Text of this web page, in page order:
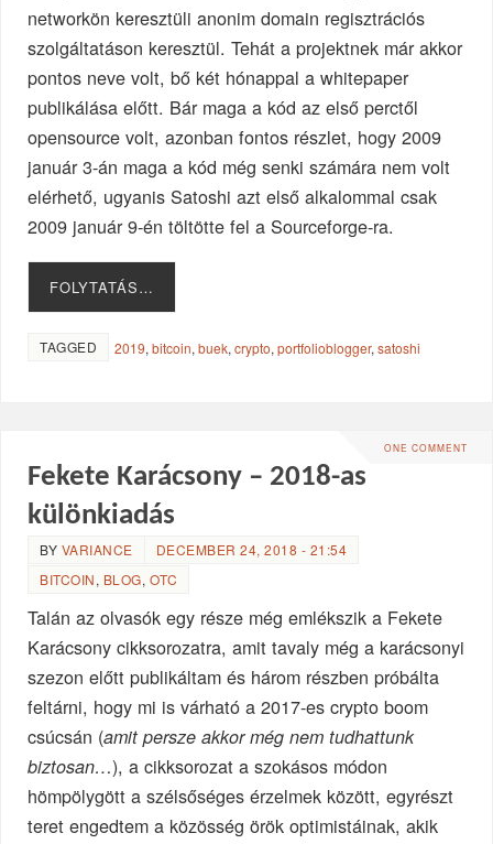
networkön keresztüli anonim domain regisztrációs
szolgáltatáson keresztül. Tehát a projektnek már akkor
pontos neve volt, bő két hónappal a whitepaper
publikálása előtt. Bár maga a kód az első perctől
opensource volt, azonban fontos részlet, hogy 2009
január 3-án maga a kód még senki számára nem volt
elérhető, ugyanis Satoshi azt első alkalommal csak
2009 január 9-én töltötte fel a Sourceforge-ra.
FOLYTATÁS…
TAGGED 2019,bitcoin,buek,crypto,portfolioblogger,satoshi
ONE COMMENT
Fekete Karácsony – 2018-as
különkiadás
BY VARIANCE
DECEMBER 24, 2018 - 21:54
BITCOIN, BLOG, OTC
Talán az olvasók egy része még emlékszik a Fekete
Karácsony cikksorozatra, amit tavaly még a karácsonyi
szezon előtt publikáltam és három részben próbálta
feltárni, hogy mi is várható a 2017-es crypto boom
csúcsán (amit persze akkor még nem tudhattunk
biztosan…), a cikksorozat a szokásos módon
hömpölygött a szélsőséges érzelmek között, egyrészt
teret engedtem a közösség örök optimistáinak, akik